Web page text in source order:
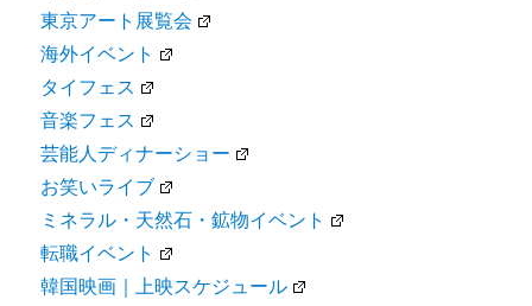
東京アート展覧会
海外イベント
タイフェス
音楽フェス
芸能人ディナーショー
お笑いライブ
ミネラル・天然石・鉱物イベント
転職イベント
韓国映画｜上映スケジュール